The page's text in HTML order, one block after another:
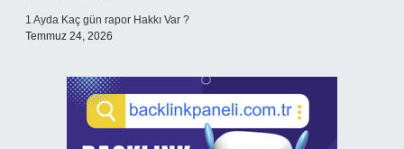
1 Ayda Kaç gün rapor Hakkı Var ?
Temmuz 24, 2026